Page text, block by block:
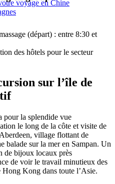
voyage en Chine
(départ) : entre 8:30 et
des hôtels pour le secteur
sur l’île de
la splendide vue
le long de la côte et visite de
village flottant de
balade sur la mer en Sampan. Un
de bijoux locaux près
de voir le travail minutieux des
Kong dans toute l’Asie.